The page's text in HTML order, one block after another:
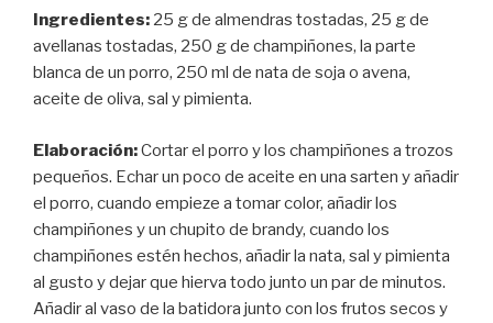
Ingredientes: 25 g de almendras tostadas, 25 g de
avellanas tostadas, 250 g de champiñones, la parte
blanca de un porro, 250 ml de nata de soja o avena,
aceite de oliva, sal y pimienta.
Elaboración:Cortar el porro y los champiñones a trozos
pequeños. Echar un poco de aceite en una sarten y añadir
el porro, cuando empieze a tomar color, añadir los
champiñones y un chupito de brandy, cuando los
champiñones estén hechos, añadir la nata, sal y pimienta
al gusto y dejar que hierva todo junto un par de minutos.
Añadir al vaso de la batidora junto con los frutos secos y